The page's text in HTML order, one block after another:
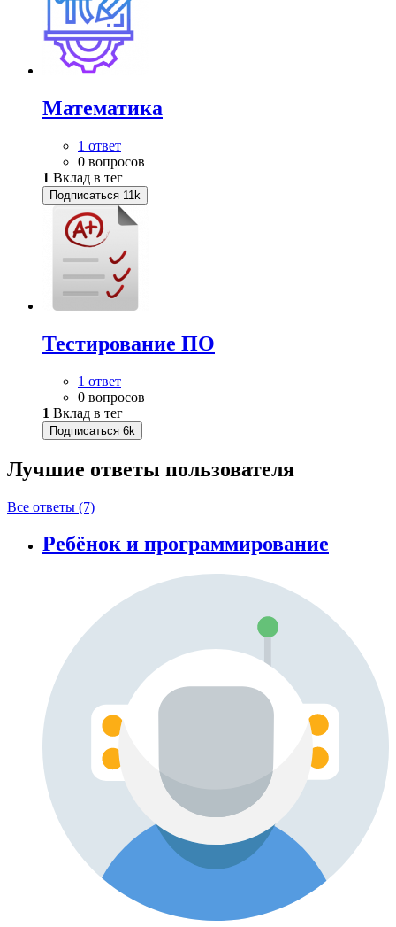
Математика
1 ответ
0 вопросов
1 Вклад в тег
Подписаться 11k
Тестирование ПО
1 ответ
0 вопросов
1 Вклад в тег
Подписаться 6k
Лучшие ответы пользователя
Все ответы (7)
Ребёнок и программирование